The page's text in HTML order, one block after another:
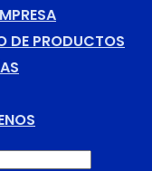
DE PRODUCTOS